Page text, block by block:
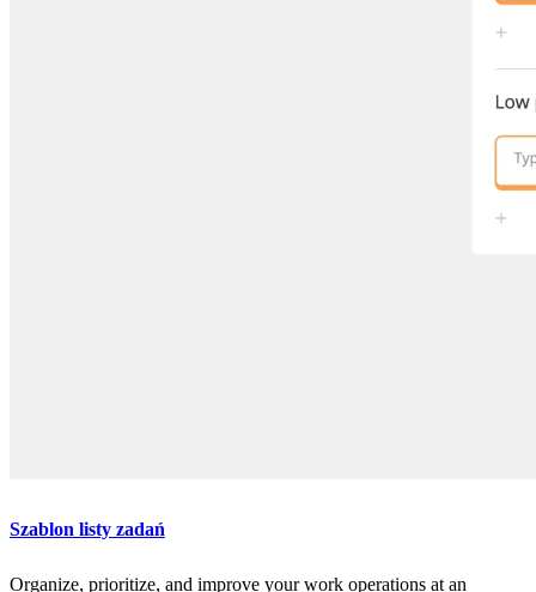
Szablon listy zadań
Organize, prioritize, and improve your work operations at an